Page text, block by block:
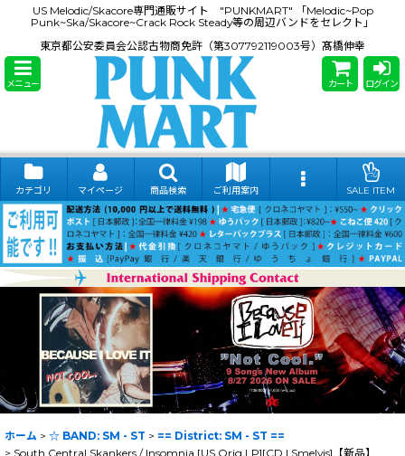
US Melodic/Skacore専門通販サイト "PUNKMART" 「Melodic~Pop
Punk~Ska/Skacore~Crack Rock Steady等の周辺バンドをセレクト」
東京都公安委員会公認古物商免許（第307792119003号）髙橋伸幸
メニュー カート ログイン
カテゴリ マイページ 商品検索 ご利用案内 SALE ITEM
ホーム > ☆ BAND: SM - ST > == District: SM - ST ==
> South Central Skankers / Insomnia [US Orig.LP][CD | Smelvis]【新品】